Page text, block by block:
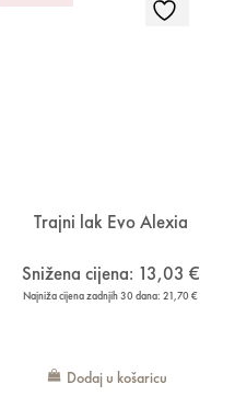
Trajni lak Evo Alexia
Snižena cijena: 13,03 €
Najniža cijena zadnjih 30 dana: 21,70 €
Dodaj u košaricu